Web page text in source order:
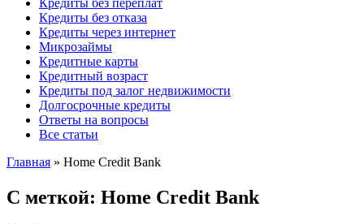
Кредиты без переплат
Кредиты без отказа
Кредиты через интернет
Микрозаймы
Кредитные карты
Кредитный возраст
Кредиты под залог недвижимости
Долгосрочные кредиты
Ответы на вопросы
Все статьи
Главная » Home Credit Bank
С меткой: Home Credit Bank